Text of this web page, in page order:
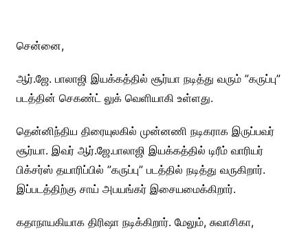
சென்னை,
ஆர்.ஜே. பாலாஜி இயக்கத்தில் சூர்யா நடித்து வரும் ”கருப்பு”
படத்தின் செகண்ட் லுக் வெளியாகி உள்ளது.
தென்னிந்திய திரையுலகில் முன்னணி நடிகராக இருப்பவர்
சூர்யா. இவர் ஆர்.ஜே.பாலாஜி இயக்கத்தில் டிரீம் வாரியர்
பிக்சர்ஸ் தயாரிப்பில் ”கருப்பு” படத்தில் நடித்து வருகிறார்.
இப்படத்திற்கு சாய் அபயங்கர் இசையமைக்கிறார்.
கதாநாயகியாக திரிஷா நடிக்கிறார். மேலும், சுவாசிகா,